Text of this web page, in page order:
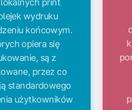
print
wydruku
końcowym.
opiera się
są z
przez co
standardowego
użytkowników